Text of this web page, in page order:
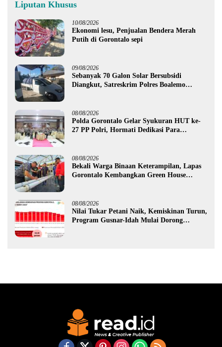
Liputan Khusus
10/08/2026
Ekonomi lesu, Penjualan Bendera Merah
Putih di Gorontalo sepi
09/08/2026
Sebanyak 70 Galon Solar Bersubsidi
Diangkut, Satreskrim Polres Boalemo
08/08/2026
Polda Gorontalo Gelar Syukuran HUT ke-
27 PP Polri, Hormati Dedikasi Para
08/08/2026
Bekali Warga Binaan Keterampilan, Lapas
Gorontalo Kembangkan Green House
08/08/2026
Nilai Tukar Petani Naik, Kemiskinan Turun,
Program Gusnar-Idah Mulai Dorong